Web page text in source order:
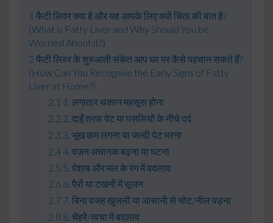
फैटी लिवर क्या है और यह आपके लिए क्यों चिंता की बात है?
(What is Fatty Liver and Why Should You be
Worried About it?)
फैटी लिवर के शुरुआती संकेत आप घर पर कैसे पहचान सकते हैं?
(How Can You Recognise the Early Signs of Fatty
Liver at Home?)
1. लगातार थकान महसूस होना
2. दाईं तरफ पेट या पसलियों के नीचे दर्द
3. भूख कम लगना या जल्दी पेट भरना
4. वज़न अचानक बढ़ना या घटना
5. पेशाब और मल के रंग में बदलाव
6. पैरों या टखनों में सूजन
7. बिना वजह खुजली या आसानी से चोट/नील पड़ना
8. चेहरे/त्वचा में बदलाव